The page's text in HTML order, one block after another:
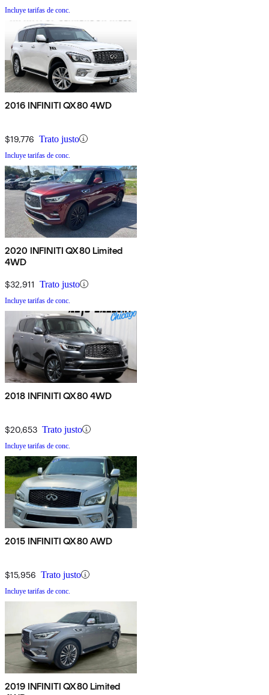
Incluye tarifas de conc.
2016 INFINITI QX80 4WD
$19,776 Trato justo
Incluye tarifas de conc.
2020 INFINITI QX80 Limited
4WD
$32,911 Trato justo
Incluye tarifas de conc.
2018 INFINITI QX80 4WD
$20,653 Trato justo
Incluye tarifas de conc.
2015 INFINITI QX80 AWD
$15,956 Trato justo
Incluye tarifas de conc.
2019 INFINITI QX80 Limited